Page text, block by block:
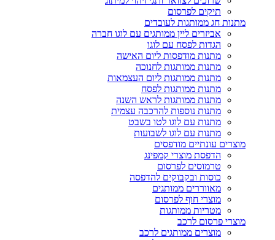
תיקים לפרסום
מתנות חג ממותגות לעובדים
אביזרים ליין ממותגים עם לוגו חברה
הגדות לפסח עם לוגו
מתנות מודפסות ליום האישה
מתנות ממותגות לחנוכה
מתנות ממותגות ליום העצמאות
מתנות ממותגות לפסח
מתנות ממותגות לראש השנה
מתנות נוספות להרכבה עצמית
מתנות עם לוגו לטו בשבט
מתנות עם לוגו לשבועות
מוצרים עונתיים מודפסים
הדפסת מוצרי קמפינג
טרמוסים לפרסום
כוסות ובקבוקים להדפסה
מאווררים ממותגים
מוצרי חוף לפרסום
מטריות ממותגות
מוצרי פרסום לרכב
מוצרים ממותגים לרכב